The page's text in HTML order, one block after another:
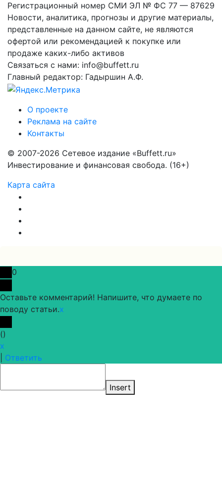
Регистрационный номер СМИ ЭЛ № ФС 77 — 87629
Новости, аналитика, прогнозы и другие материалы,
представленные на данном сайте, не являются
офертой или рекомендацией к покупке или
продаже каких-либо активов
Связаться с нами: info@buffett.ru
Главный редактор: Гадыршин А.Ф.
О проекте
Реклама на сайте
Контакты
© 2007-2026 Сетевое издание «Buffett.ru»
Инвестирование и финансовая свобода. (16+)
Карта сайта
0
Оставьте комментарий! Напишите, что думаете по
поводу статьи.x
()
x
Ответить
Insert